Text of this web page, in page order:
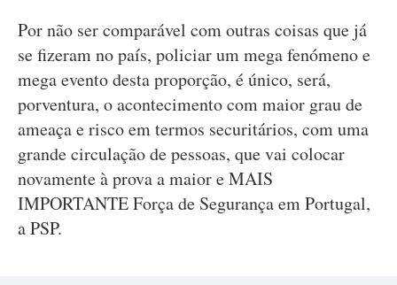
Por não ser comparável com outras coisas que já
se fizeram no país, policiar um mega fenómeno e
mega evento desta proporção, é único, será,
porventura, o acontecimento com maior grau de
ameaça e risco em termos securitários, com uma
grande circulação de pessoas, que vai colocar
novamente à prova a maior e MAIS
IMPORTANTE Força de Segurança em Portugal,
a PSP.